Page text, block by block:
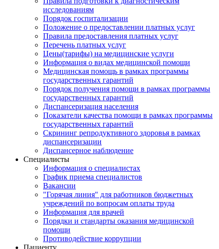
исследованиям
Порядок госпитализации
Положение о предоставлении платных услуг
Правила предоставления платных услуг
Перечень платных услуг
Цены(тарифы) на медицинские услуги
Информация о видах медицинской помощи
Медицинская помощь в рамках программы
государственных гарантий
Порядок получения помощи в рамках программы
государственных гарантий
Диспансеризация населения
Показатели качества помощи в рамках программы
государственных гарантий
Скрининг репродуктивного здоровья в рамках
диспансеризации
Диспансерное наблюдение
Специалисты
Информация о специалистах
График приема специалистов
Вакансии
"Горячая линия" для работников бюджетных
учреждений по вопросам оплаты труда
Информация для врачей
Порядки и стандарты оказания медицинской
помощи
Противодействие коррупции
Пациенту